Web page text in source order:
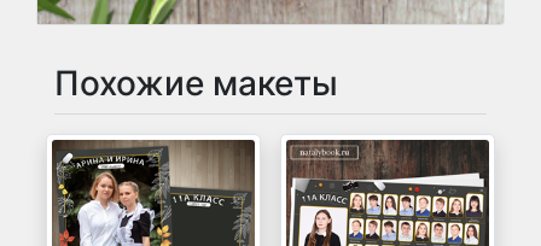
Похожие макеты